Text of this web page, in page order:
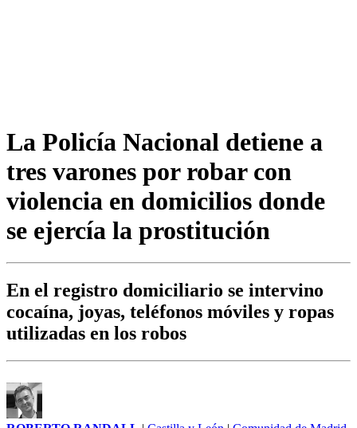
La Policía Nacional detiene a
tres varones por robar con
violencia en domicilios donde
se ejercía la prostitución
En el registro domiciliario se intervino
cocaína, joyas, teléfonos móviles y ropas
utilizadas en los robos